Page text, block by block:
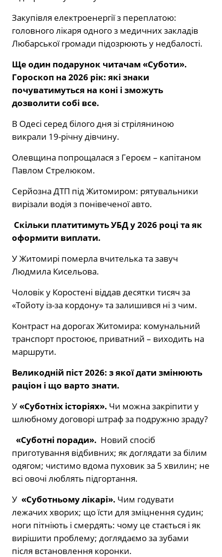
Закупівля електроенергії з переплатою:
головного лікаря одного з медичних закладів
Любарської громади підозрюють у недбалості.
Ще один подарунок читачам «Суботи».
Гороскоп на 2026 рік: які знаки
почуватимуться на коні і зможуть
дозволити собі все.
В Одесі серед білого дня зі стріляниною
викрали 19-річну дівчину.
Олевщина попрощалася з Героєм – капітаном
Павлом Стрелюком.
Серйозна ДТП під Житомиром: рятувальники
вирізали водія з понівеченої авто.
Скільки платитимуть УБД у 2026 році та як
оформити виплати.
У Житомирі померла вчителька та завуч
Людмила Кисельова.
Чоловік у Коростені віддав десятки тисяч за
«Тойоту із-за кордону» та залишився ні з чим.
Контраст на дорогах Житомира: комунальний
транспорт простоює, приватний – виходить на
маршрути.
Великодній піст 2026: з якої дати змінюють
раціон і що варто знати.
У«Суботніх історіях». Чи можна закріпити у
шлюбному договорі штраф за подружню зраду?
«Суботні поради». Новий спосіб
приготування відбивних; як доглядати за білим
одягом; чистимо вдома пуховик за 5 хвилин; не
всі овочі люблять підгортання.
У «Суботньому лікарі». Чим годувати
лежачих хворих; що їсти для зміцнення судин;
ноги пітніють і смердять: чому це стається і як
вирішити проблему; доглядаємо за зубами
після встановлення коронки.